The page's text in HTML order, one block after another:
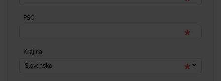
PSČ
Krajina
Slovensko